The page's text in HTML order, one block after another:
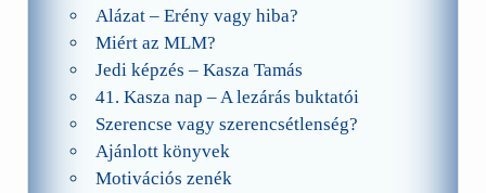
Alázat – Erény vagy hiba?
Miért az MLM?
Jedi képzés – Kasza Tamás
41. Kasza nap – A lezárás buktatói
Szerencse vagy szerencsétlenség?
Ajánlott könyvek
Motivációs zenék